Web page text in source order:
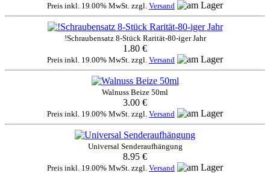
Preis inkl. 19.00% MwSt. zzgl. Versand
!Schraubensatz 8-Stück Rarität-80-iger Jahr
1.80 €
Preis inkl. 19.00% MwSt. zzgl. Versand
Walnuss Beize 50ml
3.00 €
Preis inkl. 19.00% MwSt. zzgl. Versand
Universal Senderaufhängung
8.95 €
Preis inkl. 19.00% MwSt. zzgl. Versand